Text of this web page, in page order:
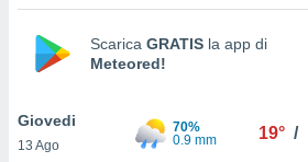
la
nella
Scarica GRATIS la app di
Meteored!
Giovedi
13 Ago
70%
0.9 mm
19° /